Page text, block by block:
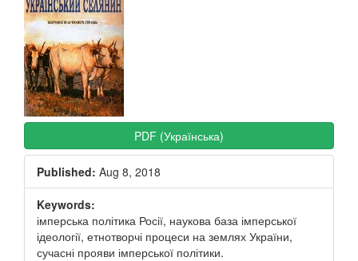
Sidebar
PDF (Українська)
Published: Aug 8, 2018
Keywords:
імперська політика Росії, наукова база імперської
ідеології, етнотворчі процеси на землях України,
сучасні прояви імперської політики.